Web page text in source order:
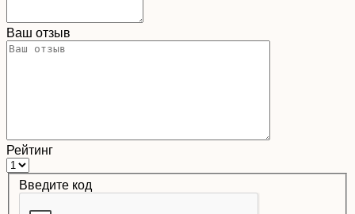
Ваш отзыв
Рейтинг
Введите код